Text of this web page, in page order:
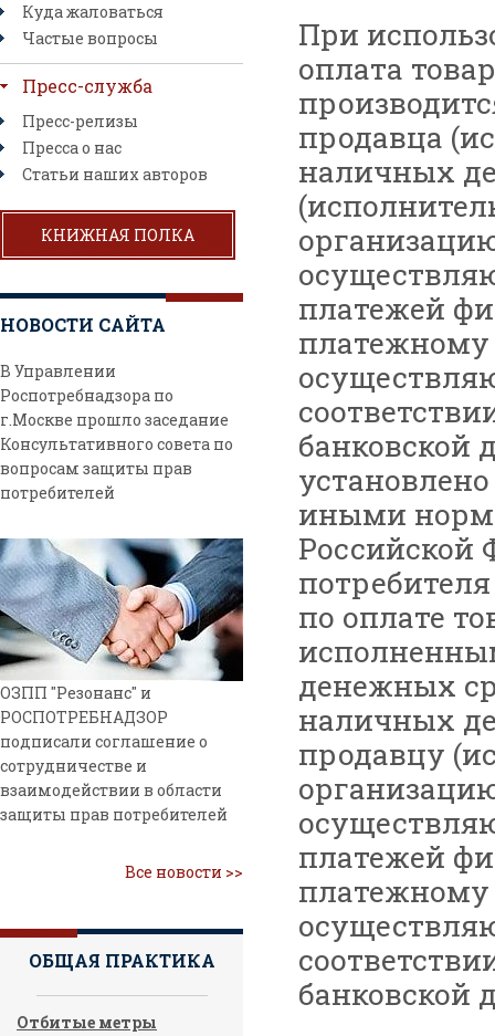
Куда жаловаться
Частые вопросы
Пресс-служба
Пресс-релизы
Пресса о нас
Статьи наших авторов
КНИЖНАЯ ПОЛКА
НОВОСТИ САЙТА
В Управлении
Роспотребнадзора по
г.Москве прошло заседание
Консультативного совета по
вопросам защиты прав
потребителей
ОЗПП "Резонанс" и
РОСПОТРЕБНАДЗОР
подписали соглашение о
сотрудничестве и
взаимодействии в области
защиты прав потребителей
Все новости >>
ОБЩАЯ ПРАКТИКА
Отбитые метры
При
оплата
продавца
наличных
платежей
платежному
банковской
иными
Российской
по оплате
денежных
наличных
продавцу
платежей
платежному
банковской